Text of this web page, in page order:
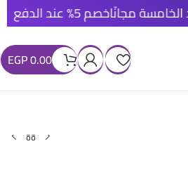
شحن خصم 5% عند الدفع الأونلاين
EGP0.00